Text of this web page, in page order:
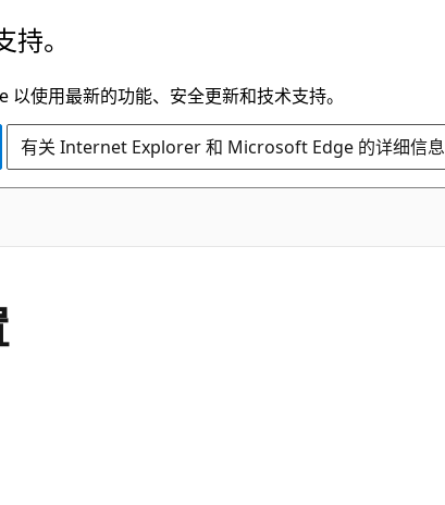
。
使用最新的功能、安全更新和技术支持。
有关 Internet Explorer 和 Microsoft Edge 的详细信息